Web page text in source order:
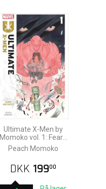
Ultimate X-Men by
Momoko vol. 1: Fears
and Hates
Peach Momoko
DKK 19900